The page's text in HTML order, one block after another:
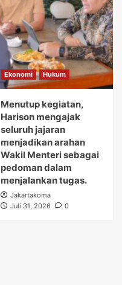
Ekonomi Hukum
Menutup kegiatan,
Harison mengajak
seluruh jajaran
menjadikan arahan
Wakil Menteri sebagai
pedoman dalam
menjalankan tugas.
Jakartakoma
Juli 31, 2026
0